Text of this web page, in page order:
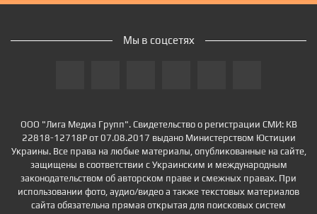
ООО "Лига Медиа Групп". Свидетельство о регистрации СМИ: КВ
22818-12718Р от 07.08.2017 выдано Министерством Юстиции
Украины. Все права на любые материалы, опубликованные на сайте,
защищены в соответствии с Украинским и международным
законодательством об авторском праве и смежных правах. При
использовании фото, аудио/видео а также текстовых материалов
сайта обязательна прямая открытая для поисковых систем
Мы в соцсетях